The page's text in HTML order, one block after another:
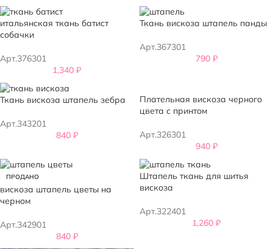
итальянская ткань батист
собачки
Арт.376301
1,340 ₽
Ткань вискоза штапель панды
Арт.367301
790 ₽
Ткань вискоза штапель зебра
Арт.343201
840 ₽
Плательная вискоза черного
цвета с принтом
Арт.326301
940 ₽
ПРОДАНО
вискоза штапель цветы на
черном
Арт.342901
840 ₽
Штапель ткань для шитья
вискоза
Арт.322401
1,260 ₽